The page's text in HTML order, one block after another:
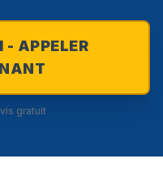
APPELER
gratuit